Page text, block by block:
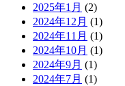
2025年1月 (2)
2024年12月 (1)
2024年11月 (1)
2024年10月 (1)
2024年9月 (1)
2024年7月 (1)